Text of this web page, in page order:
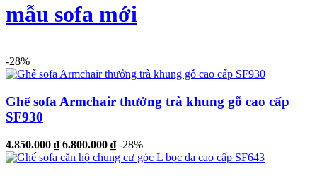
mẫu sofa mới
-28%
Ghế sofa Armchair thưởng trà khung gỗ cao cấp
SF930
4.850.000 ₫ 6.800.000 ₫ -28%